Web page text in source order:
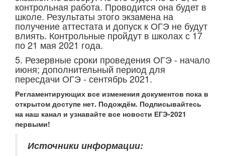
контрольная работа. Проводится она будет в
школе. Результаты этого экзамена на
получение аттестата и допуск к ОГЭ не будут
влиять. Контрольные пройдут в школах с 17
по 21 мая 2021 года.
5. Резервные сроки проведения ОГЭ - начало
июня; дополнительный период для
пересдачи ОГЭ - сентябрь 2021.
Регламентирующих все изменения документов пока в
открытом доступе нет. Подождём. Подписывайтесь
на наш канал и узнавайте все новости ЕГЭ-2021
первыми!
Источники информации: